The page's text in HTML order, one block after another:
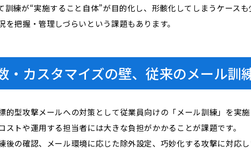
訓練が“実施すること自体”が目的化し、形骸化してしまうケース
を把握・管理しづらいという課題もあります。
・カスタマイズの壁、従来のメール訓
的型攻撃メールへの対策として従業員向けの「メール訓練」を
ストや運用する担当者には大きな負担がかかることが課題です。
後の確認、メール環境に応じた除外設定、巧妙化する攻撃に対応